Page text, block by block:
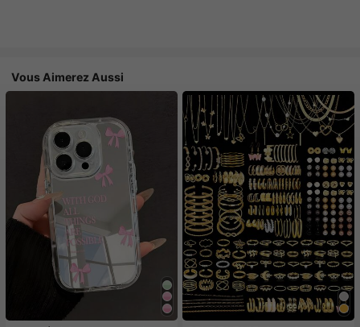
Vous Aimerez Aussi